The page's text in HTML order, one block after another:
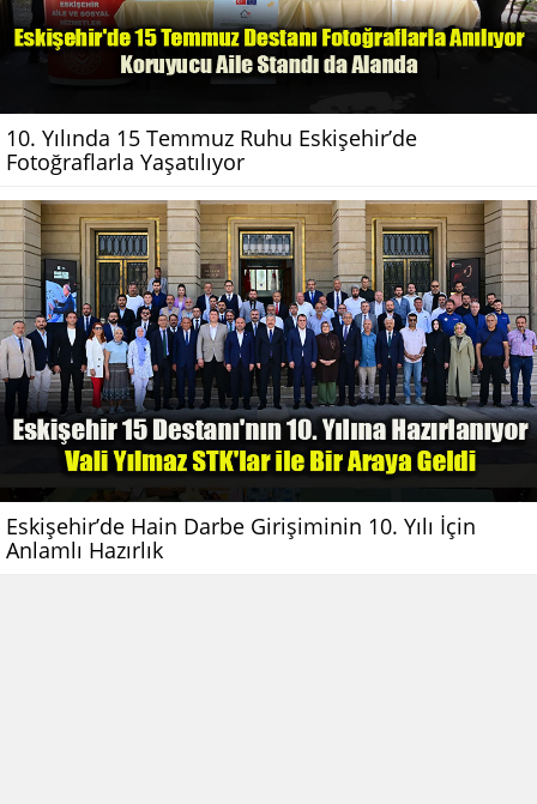
10. Yılında 15 Temmuz Ruhu Eskişehir’de
Fotoğraflarla Yaşatılıyor
Eskişehir’de Hain Darbe Girişiminin 10. Yılı İçin
Anlamlı Hazırlık